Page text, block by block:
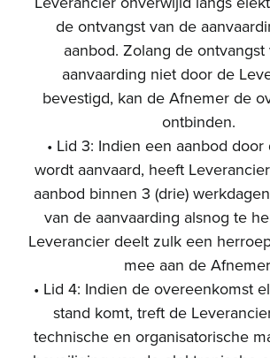
de ontvangst van de
aanbod. Zolang de
aanvaarding niet door de
bevestigd, kan de Afnemer de
ontbinden.
• Lid 3: Indien een aanbod
wordt aanvaard, heeft
aanbod binnen 3 (drie)
van de aanvaarding alsnog te
Leverancier deelt zulk een
mee aan de
• Lid 4: Indien de overeenkomst
stand komt, treft de
technische en organisatorische